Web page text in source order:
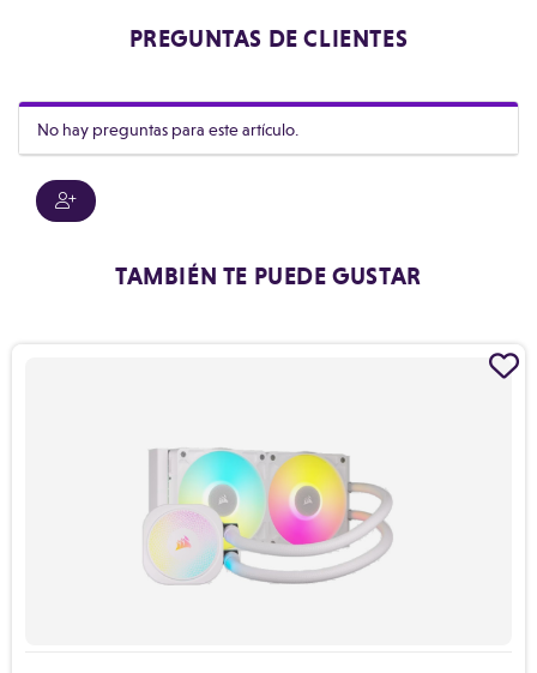
PREGUNTAS DE CLIENTES
No hay preguntas para este artículo.
TAMBIÉN TE PUEDE GUSTAR